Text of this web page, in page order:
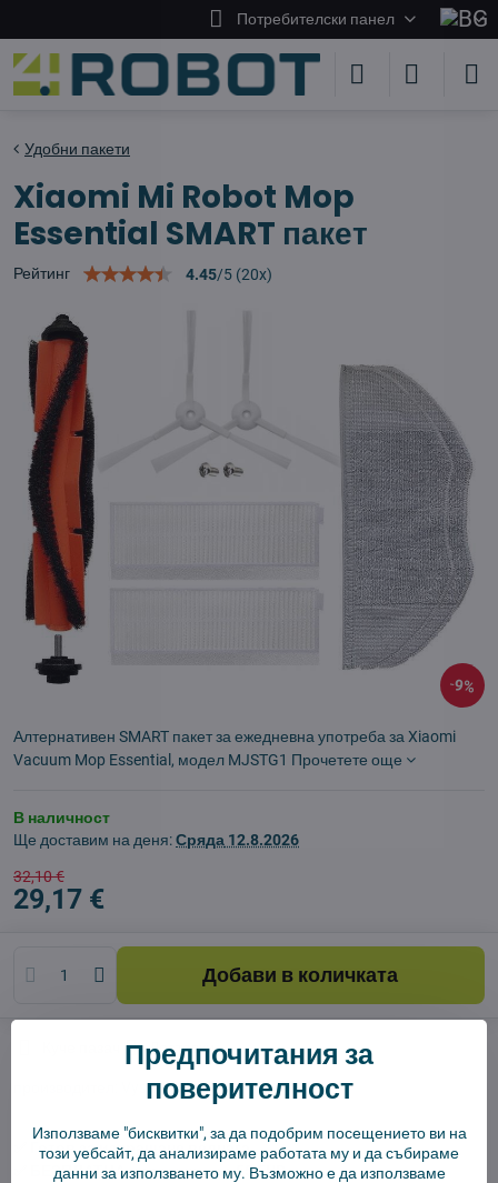
Потребителски панел
9%
Удобни пакети
Xiaomi Mi Robot Mop
Essential SMART пакет
Рейтинг 4.45/5 (20x)
Алтернативен SMART пакет за ежедневна употреба за Xiaomi
Vacuum Mop Essential, модел MJSTG1 Прочетете още
В наличност
Ще доставим на деня:Сряда 12.8.2026
32,10 €
29,17 €
Добави в количката
Доставки
Vysajto.sk
✅ Готов за изпращане веднага
✅ БЕЗПЛАТНА доставка над 55 EUR.
Предпочитания за
поверителност
Използваме "бисквитки", за да подобрим посещението ви на
този уебсайт, да анализираме работата му и да събираме
данни за използването му. Възможно е да използваме